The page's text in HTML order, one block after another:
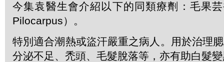
今集袁醫生會介紹以下的同類療劑：毛果
Pilocarpus）。
特別適合潮熱或盜汗嚴重之病人。用於治理
分泌不足、禿頭、毛髮脫落等，亦有助白髮